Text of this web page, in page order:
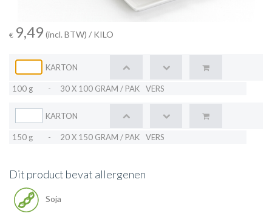
€ 9,49(incl. BTW) / KILO
KARTON
100 g - 30 X 100 GRAM / PAK VERS
KARTON
150 g - 20 X 150 GRAM / PAK VERS
Dit product bevat allergenen
Soja